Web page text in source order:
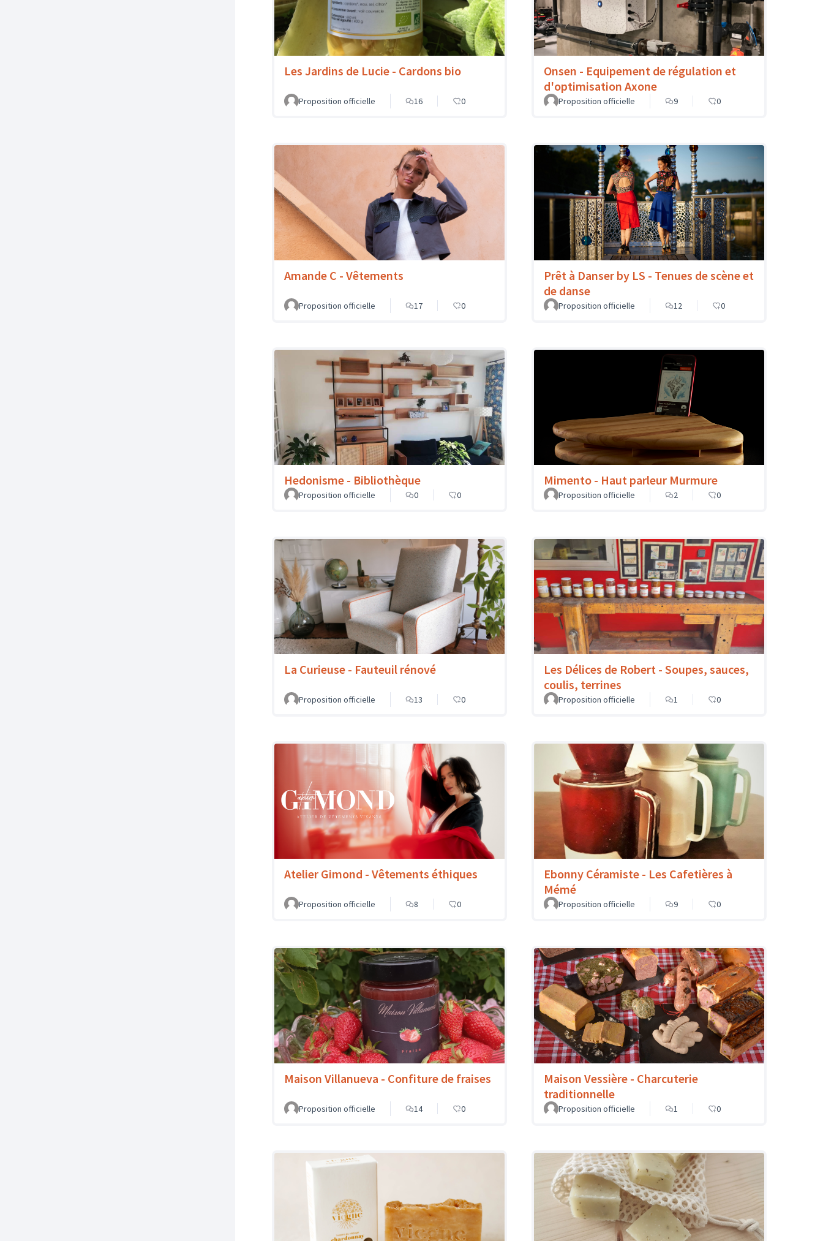
Les Jardins de Lucie - Cardons bio
Proposition officielle 16 0
Onsen - Equipement de régulation et
d'optimisation Axone
Proposition officielle 9 0
Amande C - Vêtements
Proposition officielle 17 0
Prêt à Danser by LS - Tenues de scène et
de danse
Proposition officielle 12 0
Hedonisme - Bibliothèque
Proposition officielle 0 0
Mimento - Haut parleur Murmure
Proposition officielle 2 0
La Curieuse - Fauteuil rénové
Proposition officielle 13 0
Les Délices de Robert - Soupes, sauces,
coulis, terrines
Proposition officielle 1 0
Atelier Gimond - Vêtements éthiques
Proposition officielle 8 0
Ebonny Céramiste - Les Cafetières à
Mémé
Proposition officielle 9 0
Maison Villanueva - Confiture de fraises
Proposition officielle 14 0
Maison Vessière - Charcuterie
traditionnelle
Proposition officielle 1 0